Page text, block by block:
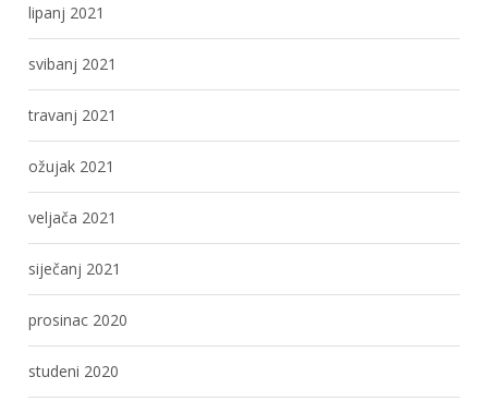
lipanj 2021
svibanj 2021
travanj 2021
ožujak 2021
veljača 2021
siječanj 2021
prosinac 2020
studeni 2020